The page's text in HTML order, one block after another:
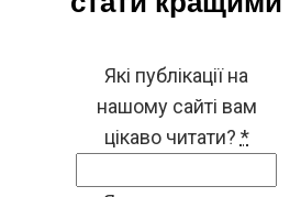
Які публікації на
нашому сайті вам
цікаво читати? *